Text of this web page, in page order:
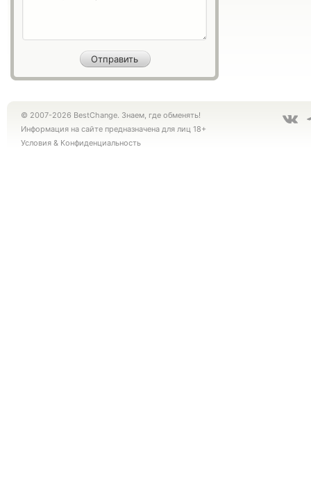
© 2007-2026 BestChange. Знаем, где обменять!
Информация на сайте предназначена для лиц 18+
Условия & Конфиденциальность